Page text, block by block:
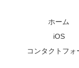
ホーム
iOS
コンタクトフォ